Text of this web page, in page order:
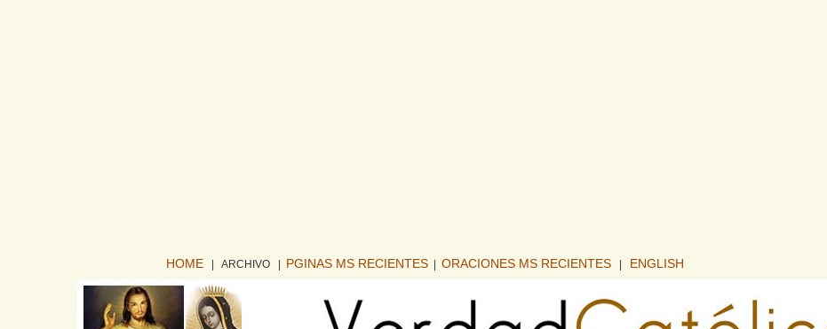
HOME | ARCHIVO PGINAS MS RECIENTES ORACIONES MS RECIENTES ENGLISH